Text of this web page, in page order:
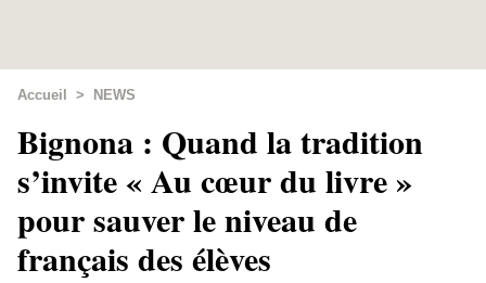
Accueil > NEWS
Bignona : Quand la tradition
s’invite « Au cœur du livre »
pour sauver le niveau de
français des élèves